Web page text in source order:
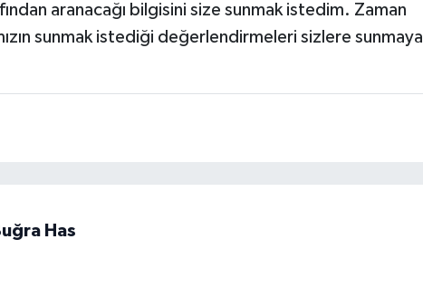
aranacağı bilgisini size sunmak istedim. Zaman
sunmak istediği değerlendirmeleri sizlere sunmaya
Has